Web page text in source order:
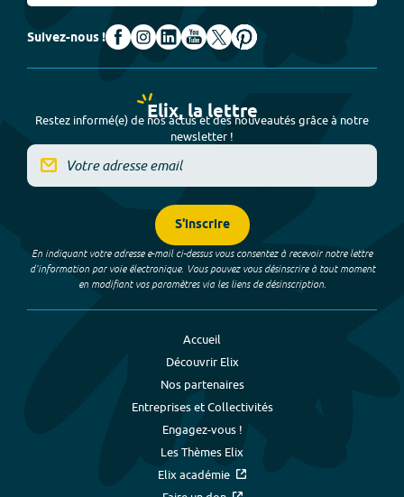
Suivez-nous !
Elix, la lettre
Restez informé(e) de nos actus et des nouveautés grâce à notre
newsletter !
S'inscrire
En indiquant votre adresse e-mail ci-dessus vous consentez à recevoir notre lettre
d’information par voie électronique. Vous pouvez vous désinscrire à tout moment
en modifiant vos paramètres via les liens de désinscription.
Accueil
Découvrir Elix
Nos partenaires
Entreprises et Collectivités
Engagez-vous !
Les Thèmes Elix
Elix académie